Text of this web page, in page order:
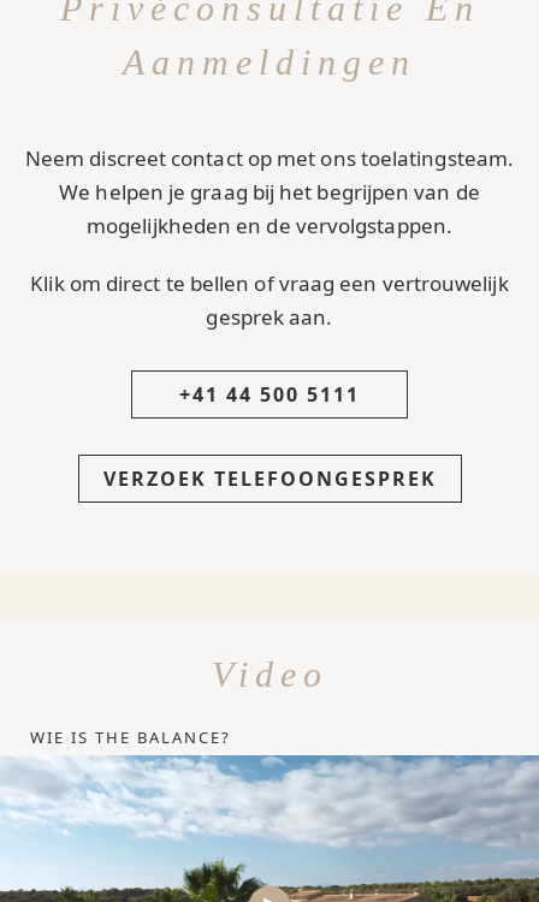
Aanmeldingen
Neem discreet contact op met ons toelatingsteam.
We helpen je graag bij het begrijpen van de
mogelijkheden en de vervolgstappen.
Klik om direct te bellen of vraag een vertrouwelijk
gesprek aan.
+41 44 500 5111
VERZOEK TELEFOONGESPREK
Video
WIE IS THE BALANCE?